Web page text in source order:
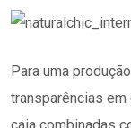
Para uma
transparências